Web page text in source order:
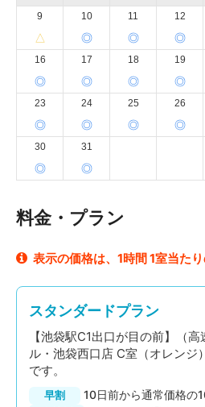
9
△
10
◎
11
◎
12
◎
16
◎
17
◎
18
◎
19
◎
23
◎
24
◎
25
◎
26
◎
30
◎
31
◎
料金・プラン
表示の価格は、1時間 1室当た
スタンダードプラン
【池袋駅C1出口が目の前】（
ル・池袋西口店 C室（オレンジ
です。
早割 10日前から通常価格の